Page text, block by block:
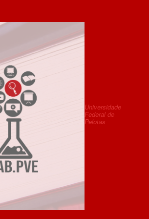
Universidade
Federal de
Pelotas